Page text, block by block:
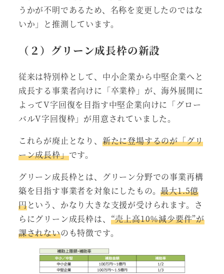
うかが不明であるため、名称を変更したのではな
いか」と推測しています。
（２）グリーン成長枠の新設
従来は特別枠として、中小企業から中堅企業へと
成長する事業者向けに「卒業枠」が、海外展開に
よってV字回復を目指す中堅企業向けに「グロー
バルV字回復枠」が用意されていました。
これらが廃止となり、 新たに登場するのが「グリ
ーン成長枠」です。
グリーン成長枠とは、グリーン分野での事業再構
築を目指す事業者を対象にしたもの。最大1.5億
円という、かなり大きな支援が受けられます。さ
らにグリーン成長枠は、 “売上高10％減少要件”が
課されないのも特徴です。